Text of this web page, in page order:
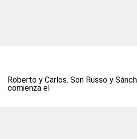
Roberto y Carlos. Son Russo y
comienza el